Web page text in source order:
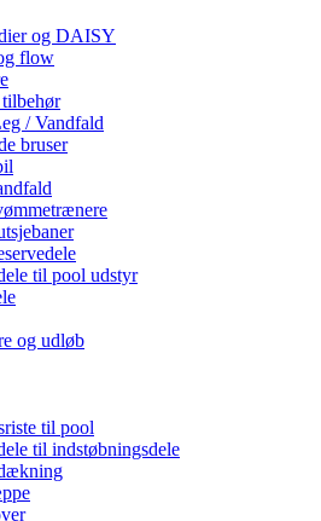
og DAISY
flow
/ Vandfald
bruser
til pool udstyr
og udløb
til pool
til indstøbningsdele